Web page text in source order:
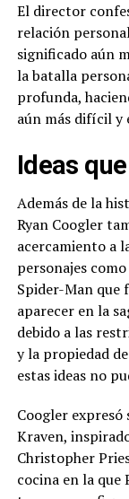
El director
relación
significado aún
la batalla
profunda,
aún más difícil y
Ideas
Además de la
Ryan Coogler
acercamiento a
personajes
Spider-Man que
aparecer en la
debido a las
y la propiedad
estas ideas no
Coogler
Kraven,
Christopher
cocina en la